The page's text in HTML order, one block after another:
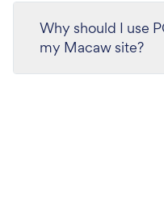
Why should I use
my Macaw site?